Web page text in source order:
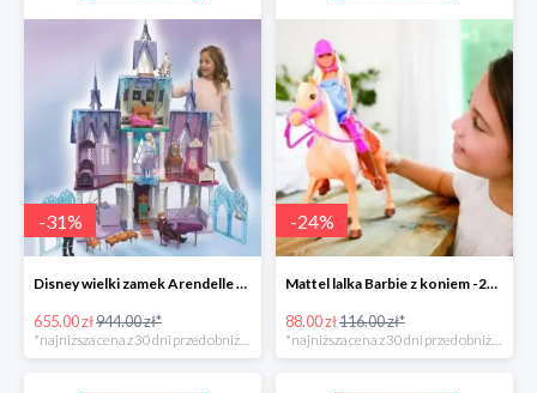
-31%
Disney wielki zamek Arendelle Frozen 2 -30%
655.00 zł944.00 zł*
-24%
Mattel lalka Barbie z koniem -24%
88.00 zł116.00 zł*